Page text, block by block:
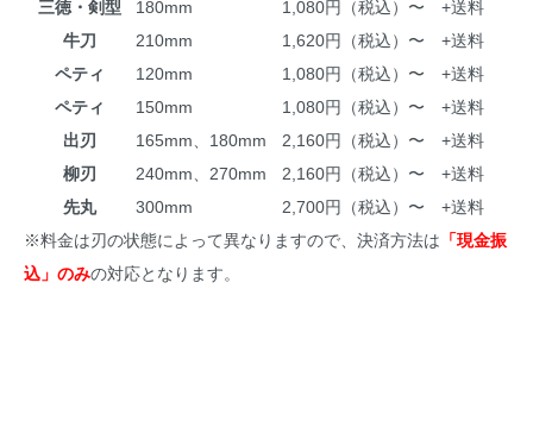
三徳・剣型 180mm
1,080円（税込）〜 +送料
牛刀
210mm
1,620円（税込）〜 +送料
ペティ
120mm
1,080円（税込）〜 +送料
ペティ
150mm
1,080円（税込）〜 +送料
出刃
165mm、180mm
2,160円（税込）〜 +送料
柳刃
240mm、270mm
2,160円（税込）〜 +送料
先丸
300mm
2,700円（税込）〜 +送料
※料金は刃の状態によって異なりますので、決済方法は 「現金振
込」のみの対応となります。